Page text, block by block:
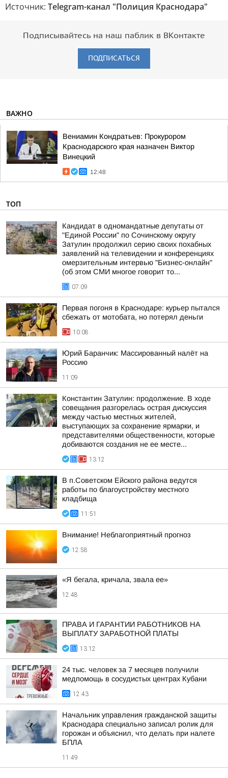
Источник: Telegram-канал "Полиция Краснодара"
Подписывайтесь на наш паблик в ВКонтакте
ПОДПИСАТЬСЯ
ВАЖНО
Вениамин Кондратьев: Прокурором
Краснодарского края назначен Виктор
Винецкий
12:48
ТОП
Кандидат в одномандатные депутаты от
"Единой России" по Сочинскому округу
Затулин продолжил серию своих похабных
заявлений на телевидении и конференциях
омерзительным интервью "Бизнес-онлайн"
(об этом СМИ многое говорит то...
07:09
Первая погоня в Краснодаре: курьер пытался
сбежать от мотобата, но потерял деньги
10:08
Юрий Баранчик: Массированный налёт на
Россию
11:09
Константин Затулин: продолжение. В ходе
совещания разгорелась острая дискуссия
между частью местных жителей,
выступающих за сохранение ярмарки, и
представителями общественности, которые
добиваются создания не ее месте...
13:12
В п.Советском Ейского района ведутся
работы по благоустройству местного
кладбища
11:51
Внимание! Неблагоприятный прогноз
12:58
«Я бегала, кричала, звала ее»
12:48
ПРАВА И ГАРАНТИИ РАБОТНИКОВ НА
ВЫПЛАТУ ЗАРАБОТНОЙ ПЛАТЫ
13:12
24 тыс. человек за 7 месяцев получили
медпомощь в сосудистых центрах Кубани
12:43
Начальник управления гражданской защиты
Краснодара специально записал ролик для
горожан и объяснил, что делать при налете
БПЛА
11:49